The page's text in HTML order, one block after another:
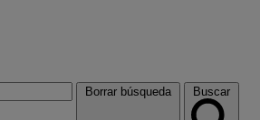
Borrar búsqueda Buscar